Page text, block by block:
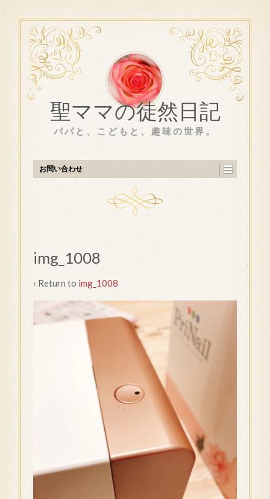
聖ママの徒然日記
パパと、こどもと、趣味の世界。
お問い合わせ
img_1008
‹ Return to img_1008